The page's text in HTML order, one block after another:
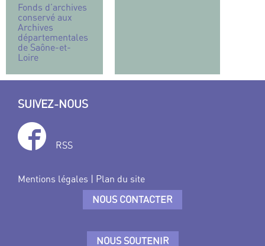
Fonds d’archives
conservé aux
Archives
départementales
de Saône-et-
Loire
SUIVEZ-NOUS
RSS
Mentions légales | Plan du site
NOUS CONTACTER
NOUS SOUTENIR